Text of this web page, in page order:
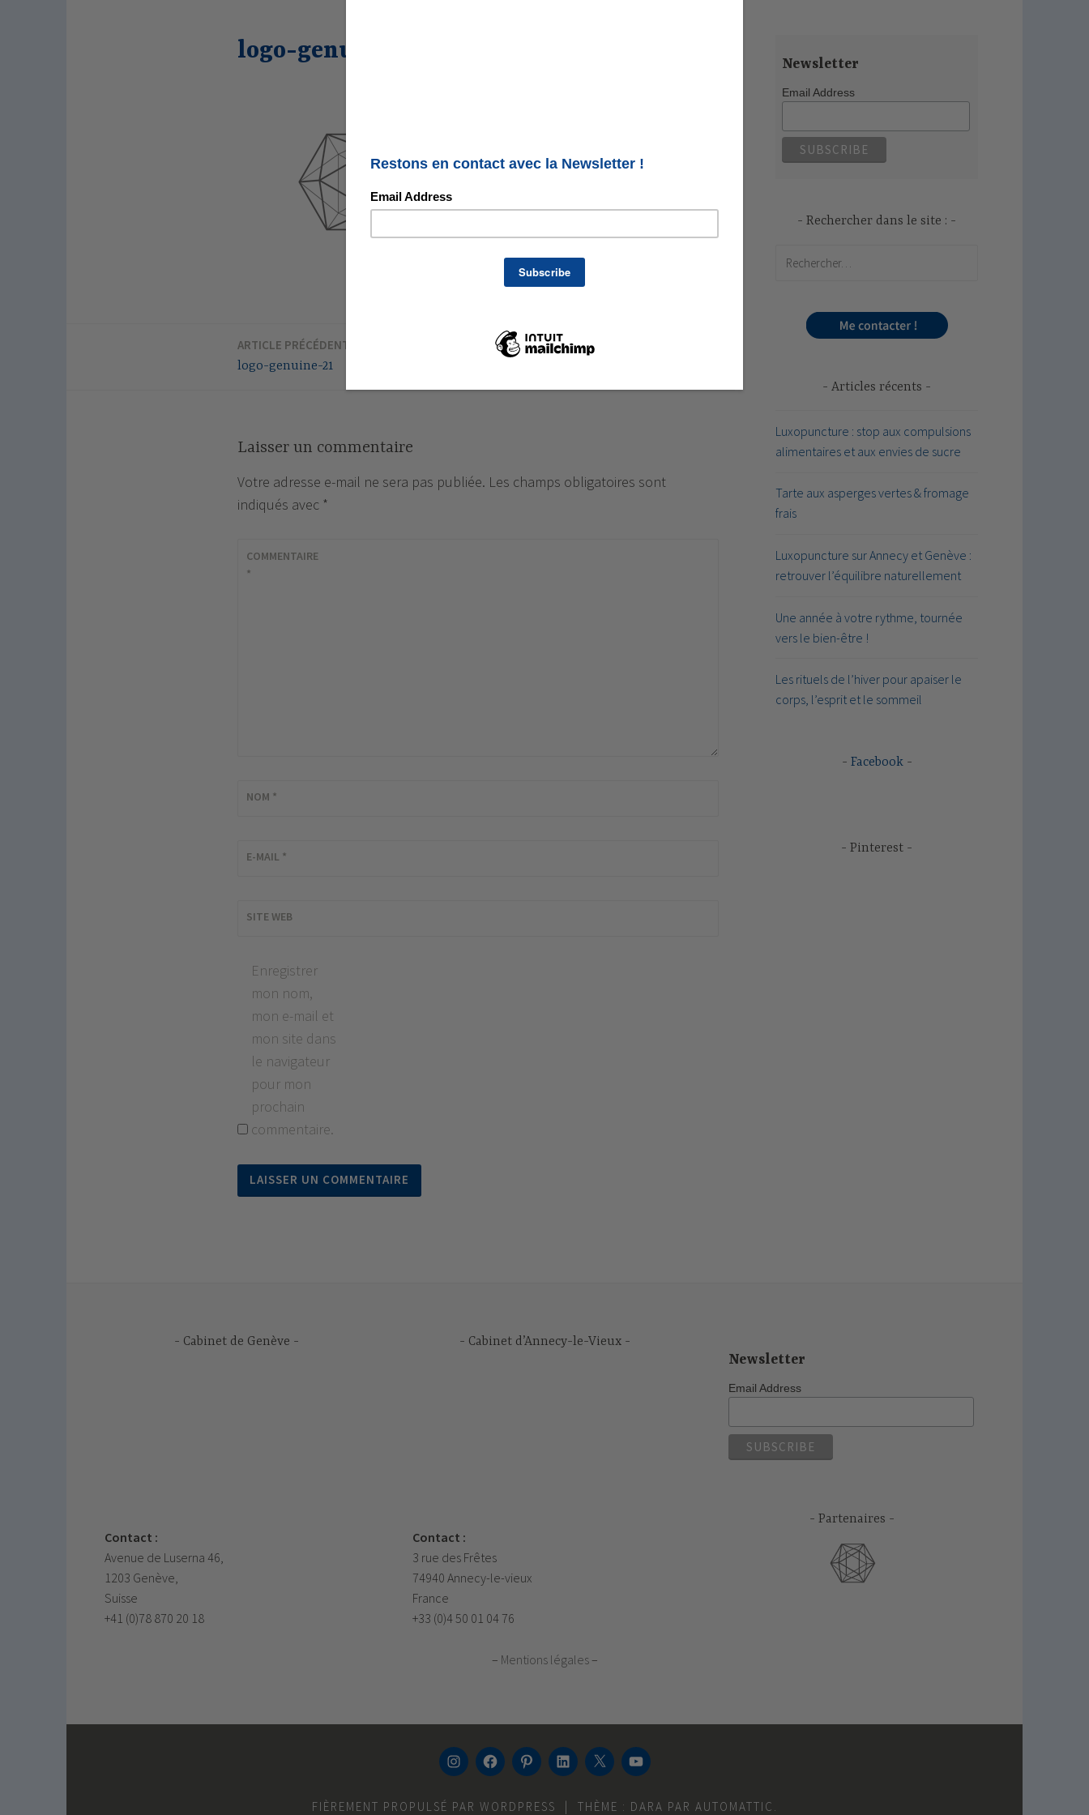
logo-genuine-21
ARTICLE PRÉCÉDENT
logo-genuine-21
Laisser un commentaire
Votre adresse e-mail ne sera pas publiée. Les champs obligatoires sont
indiqués avec *
COMMENTAIRE
*
NOM *
E-MAIL *
SITE WEB
Enregistrer
mon nom,
mon e-mail et
mon site dans
le navigateur
pour mon
prochain
commentaire.
Newsletter
Email Address
Rechercher dans le site :
Articles récents
Luxopuncture : stop aux compulsions
alimentaires et aux envies de sucre
Tarte aux asperges vertes & fromage
frais
Luxopuncture sur Annecy et Genève :
retrouver l’équilibre naturellement
Une année à votre rythme, tournée
vers le bien-être !
Les rituels de l’hiver pour apaiser le
corps, l’esprit et le sommeil
Facebook
Pinterest
Cabinet de Genève
Contact :
Avenue de Luserna 46,
1203 Genève,
Suisse
+41 (0)78 870 20 18
Cabinet d’Annecy-le-Vieux
Contact :
3 rue des Frêtes
74940 Annecy-le-vieux
France
+33 (0)4 50 01 04 76
– Mentions légales–
Newsletter
Email Address
Partenaires
INSTAGRAM
FACEBOOK
PINTEREST
LINKEDIN
TWITTERYOUTUBE
FIÈREMENT PROPULSÉ PAR WORDPRESS THÈME : DARA PAR AUTOMATTIC .